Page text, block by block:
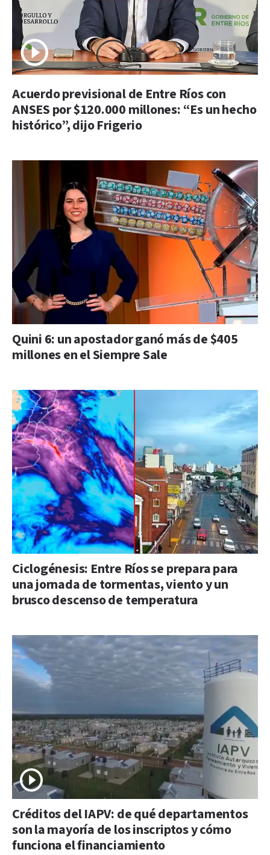
Acuerdo previsional de Entre Ríos con
ANSES por $120.000 millones: “Es un hecho
histórico”, dijo Frigerio
Quini 6: un apostador ganó más de $405
millones en el Siempre Sale
Ciclogénesis: Entre Ríos se prepara para
una jornada de tormentas, viento y un
brusco descenso de temperatura
Créditos del IAPV: de qué departamentos
son la mayoría de los inscriptos y cómo
funciona el financiamiento